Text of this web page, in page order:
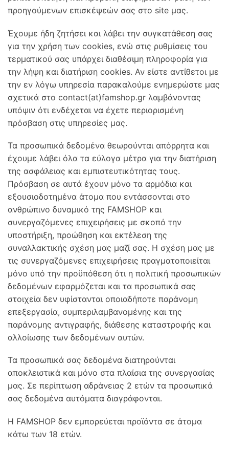
προηγούμενων επισκέψεών σας στο site μας.
Έχουμε ήδη ζητήσει και λάβει την συγκατάθεση σας
για την χρήση των cookies, ενώ στις ρυθμίσεις του
τερματικού σας υπάρχει διαθέσιμη πληροφορία για
την λήψη και διατήριση cookies. Αν είστε αντίθετοι με
την εν λόγω υπηρεσία παρακαλούμε ενημερώστε μας
σχετικά στο contact(at)famshop.gr λαμβάνοντας
υπόψιν ότι ενδέχεται να έχετε περιορισμένη
πρόσβαση στις υπηρεσίες μας.
Τα προσωπικά δεδομένα θεωρούνται απόρρητα και
έχουμε λάβει όλα τα εύλογα μέτρα για την διατήριση
της ασφάλειας και εμπιστευτικότητας τους.
Πρόσβαση σε αυτά έχουν μόνο τα αρμόδια και
εξουσιοδοτημένα άτομα που εντάσσονται στο
ανθρώπινο δυναμικό της FAMSHOP και
συνεργαζόμενες επιχειρήσεις με σκοπό την
υποστήριξη, προώθηση και εκτέλεση της
συναλλακτικής σχέση μας μαζί σας. Η σχέση μας με
τις συνεργαζόμενες επιχειρήσεις πραγματοποιείται
μόνο υπό την προϋπόθεση ότι η πολιτική προσωπικών
δεδομένων εφαρμόζεται και τα προσωπικά σας
στοιχεία δεν υφίστανται οποιαδήποτε παράνομη
επεξεργασία, συμπεριλαμβανομένης και της
παράνομης αντιγραφής, διάθεσης καταστροφής και
αλλοίωσης των δεδομένων αυτών.
Τα προσωπικά σας δεδομένα διατηρούνται
αποκλειστικά και μόνο στα πλαίσια της συνεργασίας
μας. Σε περίπτωση αδράνειας 2 ετών τα προσωπικά
σας δεδομένα αυτόματα διαγράφονται.
Η FAMSHOP δεν εμπορεύεται προϊόντα σε άτομα
κάτω των 18 ετών.